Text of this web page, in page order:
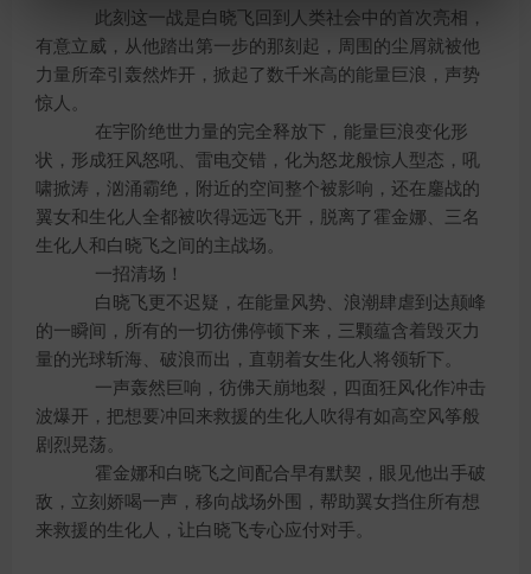
此刻这一战是白晓飞回到人类社会中的首次亮相，
有意立威，从他踏出第一步的那刻起，周围的尘屑就被他
力量所牵引轰然炸开，掀起了数千米高的能量巨浪，声势
惊人。
在宇阶绝世力量的完全释放下，能量巨浪变化形
状，形成狂风怒吼、雷电交错，化为怒龙般惊人型态，吼
啸掀涛，汹涌霸绝，附近的空间整个被影响，还在鏖战的
翼女和生化人全都被吹得远远飞开，脱离了霍金娜、三名
生化人和白晓飞之间的主战场。
一招清场！
白晓飞更不迟疑，在能量风势、浪潮肆虐到达颠峰
的一瞬间，所有的一切彷佛停顿下来，三颗蕴含着毁灭力
量的光球斩海、破浪而出，直朝着女生化人将领斩下。
一声轰然巨响，彷佛天崩地裂，四面狂风化作冲击
波爆开，把想要冲回来救援的生化人吹得有如高空风筝般
剧烈晃荡。
霍金娜和白晓飞之间配合早有默契，眼见他出手破
敌，立刻娇喝一声，移向战场外围，帮助翼女挡住所有想
来救援的生化人，让白晓飞专心应付对手。